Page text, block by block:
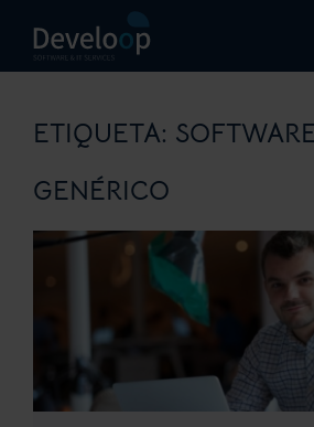
ETIQUETA:
GENÉRICO